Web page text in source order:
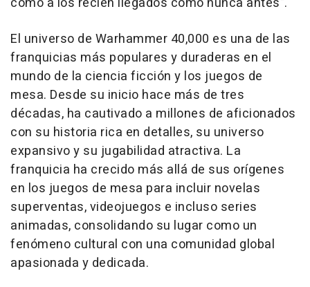
El universo de Warhammer 40,000 es una de las
franquicias más populares y duraderas en el
mundo de la ciencia ficción y los juegos de
mesa. Desde su inicio hace más de tres
décadas, ha cautivado a millones de aficionados
con su historia rica en detalles, su universo
expansivo y su jugabilidad atractiva. La
franquicia ha crecido más allá de sus orígenes
en los juegos de mesa para incluir novelas
superventas, videojuegos e incluso series
animadas, consolidando su lugar como un
fenómeno cultural con una comunidad global
apasionada y dedicada.